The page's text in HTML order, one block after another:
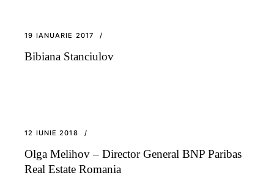
19 IANUARIE 2017
Bibiana Stanciulov
12 IUNIE 2018
Olga Melihov – Director General BNP Paribas
Real Estate Romania